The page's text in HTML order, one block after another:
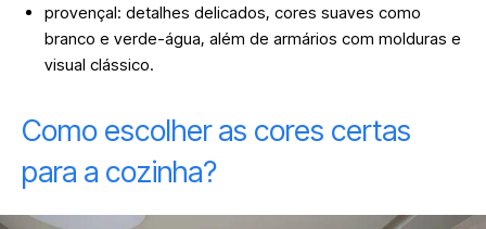
provençal: detalhes delicados, cores suaves como
branco e verde-água, além de armários com molduras e
visual clássico.
Como escolher as cores certas
para a cozinha?